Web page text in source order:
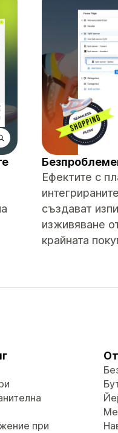
Ефектите с
създават
изживяване
крайната
при